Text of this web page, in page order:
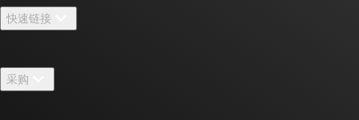
招贤纳士
新闻中心
快速链接
TI E2E™ 设计支持论坛
采购